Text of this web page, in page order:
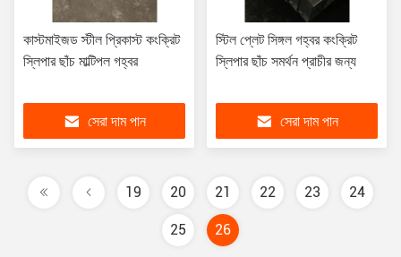
কাস্টমাইজড স্টীল প্রিকাস্ট কংক্রিট
স্লিপার ছাঁচ মাল্টিপল গহ্বর
সেরা দাম পান
স্টিল প্লেট সিঙ্গল গহ্বর কংক্রিট
স্লিপার ছাঁচ সমর্থন প্রাচীর জন্য
সেরা দাম পান
19 20 21 22 23 24
25 26